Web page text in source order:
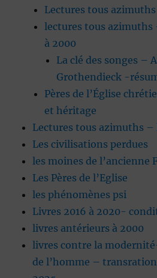
Lectures tous azimuths
lectures tous
à 2000
La clé des songes –
Grothendieck -
Pères de l’Église
et héritage
Lectures tous azimuths
Les civilisations perdues
les moines de l’ancienne
Les Pères de l’Eglise
les phénomènes psi
Livres 2016 à 2020-
livres antérieurs à 2000
livres contre la
de l’homme –